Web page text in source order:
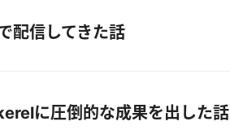
信してきた話
に圧倒的な成果を出した話